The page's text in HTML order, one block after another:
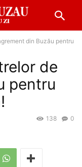
din Buzău pentru
de
pentru
0
138